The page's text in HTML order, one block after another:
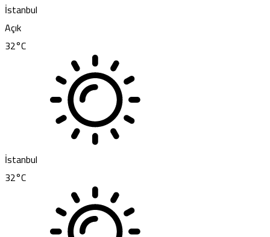
İstanbul
Açık
32°C
İstanbul
32°C